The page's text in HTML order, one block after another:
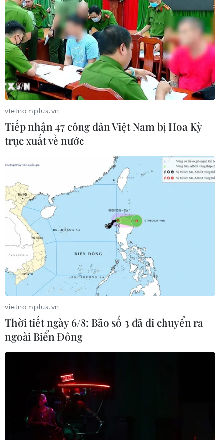
Câu chuyện về những phụ nữ bình thường với
công việc phi thường, sẽ xuất hiện trong tập 5
đặc biệt của Digital series “VINAWOMAN – Bản
lĩnh Việt Nam”- “Chiến thắng Covid,” được phát
sóng vào 20 giờ, ngày 30/10 trên fanpage
Woman Talk Vietnam, Miss Universe Vietnam
và kênh youtube Uni Network./.
#Bản lĩnh Việt Nam #Á hậu Mâu Thủy
#COVID-19
#Á hậu Hoàng My
TIN LIÊN QUAN
vietnamplus.vn
Tiếp nhận 47 công dân Việt Nam bị Hoa Kỳ
trục xuất về nước
vietnamplus.vn
Thời tiết ngày 6/8: Bão số 3 đã di chuyển ra
ngoài Biển Đông